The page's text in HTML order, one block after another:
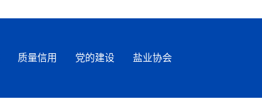
质量信用 党的建设 盐业协会